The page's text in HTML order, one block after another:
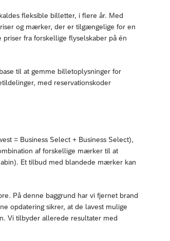
fleksible billetter, i flere år. Med
og mærker, der er tilgængelige for en
fra forskellige flyselskaber på én
til at gemme billetoplysninger for
med reservationskoder
= Business Select + Business Select),
af forskellige mærker til at
Et tilbud med blandede mærker kan
På denne baggrund har vi fjernet brand
opdatering sikrer, at de lavest mulige
Vi tilbyder allerede resultater med